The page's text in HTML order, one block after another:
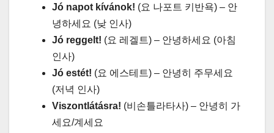
Jó napot kívánok! (요 나포트 키반욕) – 안
녕하세요 (낮 인사)
Jó reggelt! (요 레겔트) – 안녕하세요 (아침
인사)
Jó estét! (요 에스테트) – 안녕히 주무세요
(저녁 인사)
Viszontlátásra! (비손틀라타사) – 안녕히 가
세요/계세요